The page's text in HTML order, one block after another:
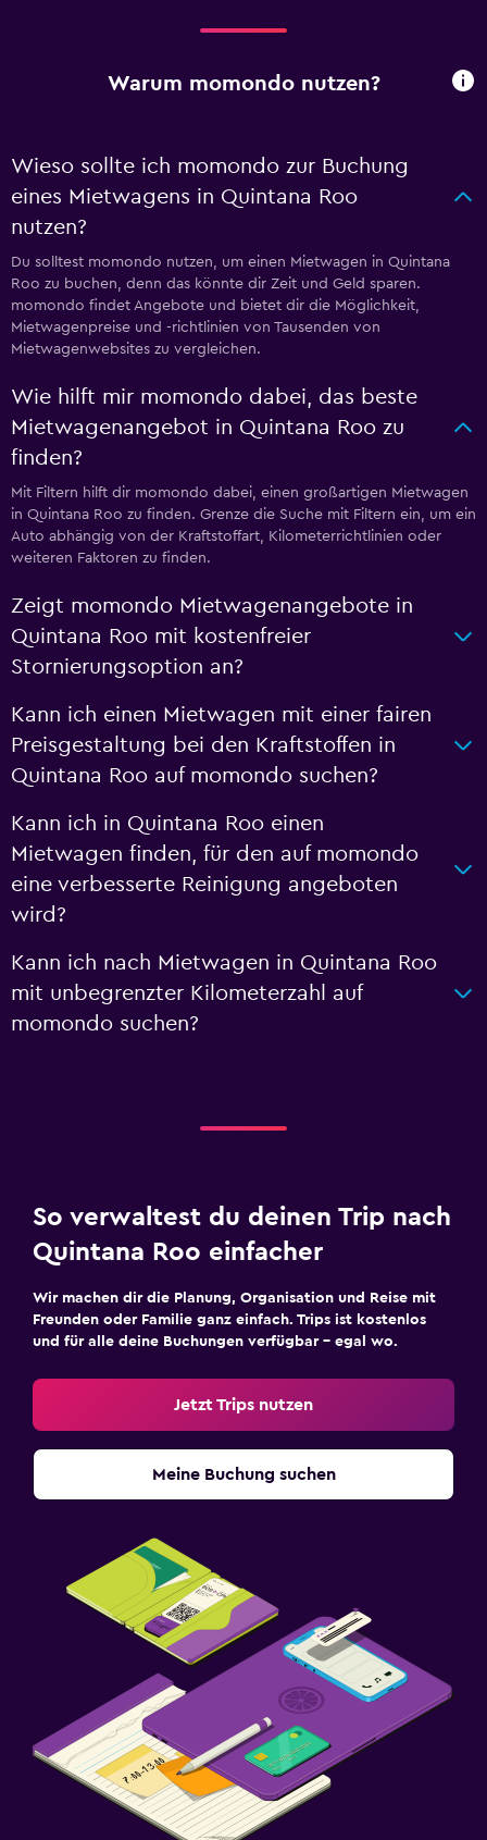
Warum momondo nutzen?
Wieso sollte ich momondo zur Buchung
eines Mietwagens in Quintana Roo
nutzen?
Du solltest momondo nutzen, um einen Mietwagen in Quintana
Roo zu buchen, denn das könnte dir Zeit und Geld sparen.
momondo findet Angebote und bietet dir die Möglichkeit,
Mietwagenpreise und -richtlinien von Tausenden von
Mietwagenwebsites zu vergleichen.
Wie hilft mir momondo dabei, das beste
Mietwagenangebot in Quintana Roo zu
finden?
Mit Filtern hilft dir momondo dabei, einen großartigen Mietwagen
in Quintana Roo zu finden. Grenze die Suche mit Filtern ein, um ein
Auto abhängig von der Kraftstoffart, Kilometerrichtlinien oder
weiteren Faktoren zu finden.
Zeigt momondo Mietwagenangebote in
Quintana Roo mit kostenfreier
Stornierungsoption an?
Kann ich einen Mietwagen mit einer fairen
Preisgestaltung bei den Kraftstoffen in
Quintana Roo auf momondo suchen?
Kann ich in Quintana Roo einen
Mietwagen finden, für den auf momondo
eine verbesserte Reinigung angeboten
wird?
Kann ich nach Mietwagen in Quintana Roo
mit unbegrenzter Kilometerzahl auf
momondo suchen?
So verwaltest du deinen Trip nach
Quintana Roo einfacher
Wir machen dir die Planung, Organisation und Reise mit
Freunden oder Familie ganz einfach. Trips ist kostenlos
und für alle deine Buchungen verfügbar – egal wo.
Jetzt Trips nutzen
Meine Buchung suchen